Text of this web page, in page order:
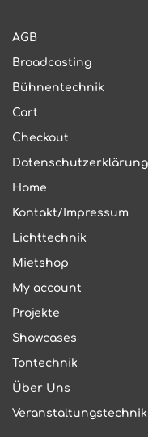
AGB
Broadcasting
Bühnentechnik
Cart
Checkout
Datenschutzerklärung
Home
Kontakt/Impressum
Lichttechnik
Mietshop
My account
Projekte
Showcases
Tontechnik
Über Uns
Veranstaltungstechnik